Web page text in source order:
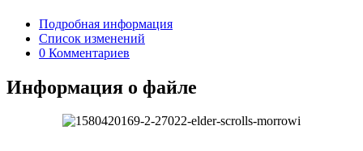
Подробная информация
Список изменений
0 Комментариев
Информация о файле